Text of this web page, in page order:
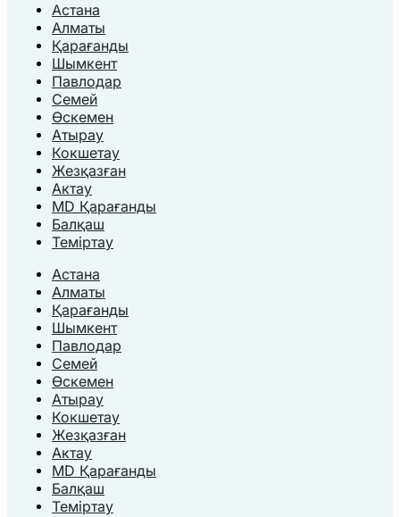
Астана
Алматы
Қарағанды
Шымкент
Павлодар
Семей
Өскемен
Атырау
Кокшетау
Жезқазған
Актау
MD Қарағанды
Балқаш
Теміртау
Астана
Алматы
Қарағанды
Шымкент
Павлодар
Семей
Өскемен
Атырау
Кокшетау
Жезқазған
Актау
MD Қарағанды
Балқаш
Теміртау